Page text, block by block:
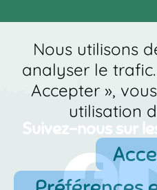
Suivez-nous sur
Nous utilisons
analyser le
Accepter »,
utilisation